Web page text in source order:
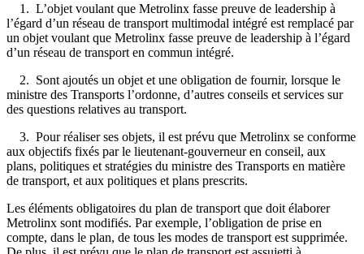
1. L’objet voulant que Metrolinx fasse preuve de leadership à
l’égard d’un réseau de transport multimodal intégré est remplacé par
un objet voulant que Metrolinx fasse preuve de leadership à l’égard
d’un réseau de transport en commun intégré.
2. Sont ajoutés un objet et une obligation de fournir, lorsque le
ministre des Transports l’ordonne, d’autres conseils et services sur
des questions relatives au transport.
3. Pour réaliser ses objets, il est prévu que Metrolinx se conforme
aux objectifs fixés par le lieutenant-gouverneur en conseil, aux
plans, politiques et stratégies du ministre des Transports en matière
de transport, et aux politiques et plans prescrits.
Les éléments obligatoires du plan de transport que doit élaborer
Metrolinx sont modifiés. Par exemple, l’obligation de prise en
compte, dans le plan, de tous les modes de transport est supprimée.